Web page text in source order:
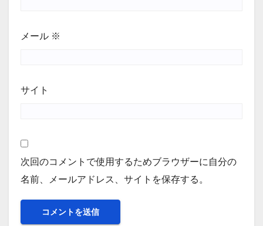
メール ※
サイト
次回のコメントで使用するためブラウザーに自分の
名前、メールアドレス、サイトを保存する。